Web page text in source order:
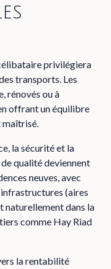
privilégiera
transports. Les
rénovés ou à
offrant un équilibre
maîtrisé.
la sécurité et la
qualité deviennent
neuves, avec
(aires
naturellement dans la
comme Hay Riad
la rentabilité